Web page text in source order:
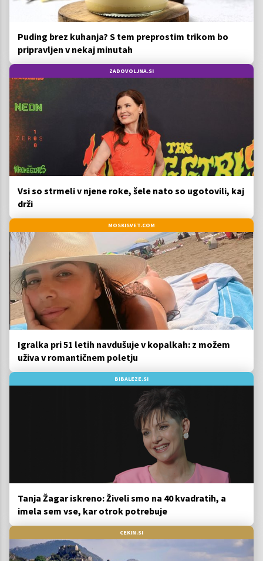
Puding brez kuhanja? S tem preprostim trikom bo
pripravljen v nekaj minutah
ZADOVOLJNA.SI
Vsi so strmeli v njene roke, šele nato so ugotovili, kaj
drži
MOSKISVET.COM
Igralka pri 51 letih navdušuje v kopalkah: z možem
uživa v romantičnem poletju
BIBALEZE.SI
Tanja Žagar iskreno: Živeli smo na 40 kvadratih, a
imela sem vse, kar otrok potrebuje
CEKIN.SI